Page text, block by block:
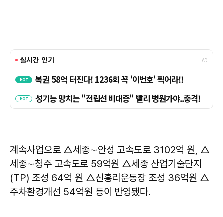
계속사업으로 △세종∼안성 고속도로 3102억 원, △
세종∼청주 고속도로 59억원 △세종 산업기술단지
(TP) 조성 64억 원 △신흥리운동장 조성 36억원 △
주차환경개선 54억원 등이 반영됐다.